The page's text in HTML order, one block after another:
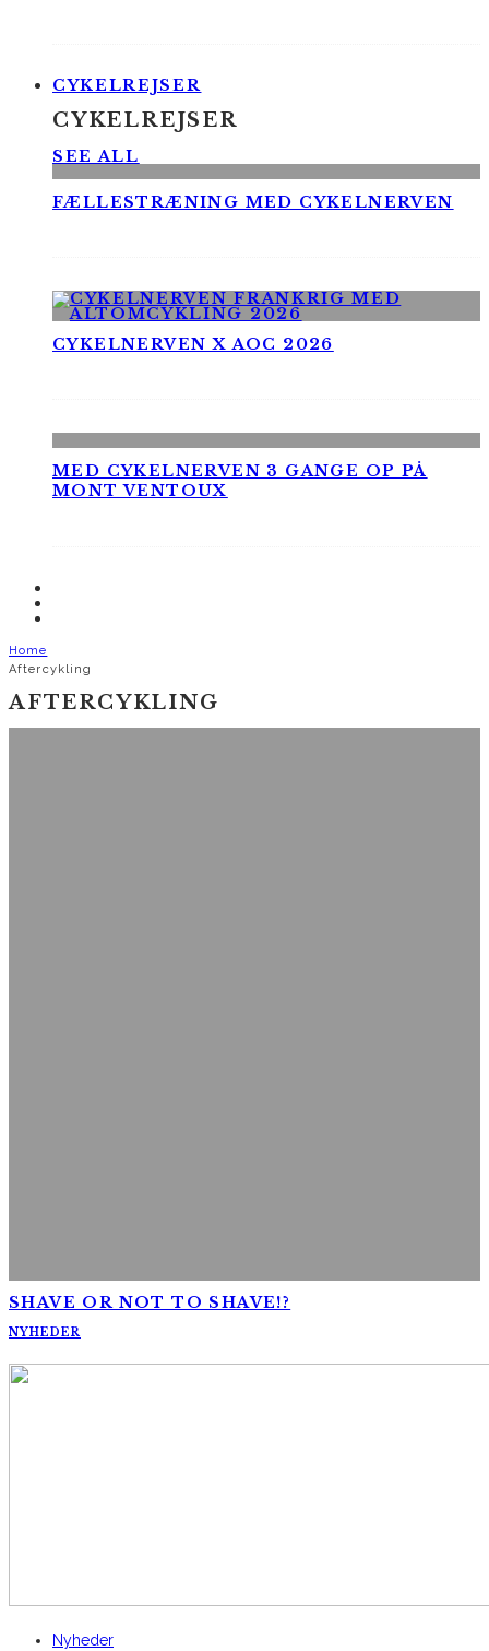
CYKELREJSER
CYKELREJSER
SEE ALL
FÆLLESTRÆNING MED CYKELNERVEN
CYKELNERVEN X AOC 2026
MED CYKELNERVEN 3 GANGE OP PÅ
MONT VENTOUX
Home
Aftercykling
AFTERCYKLING
SHAVE OR NOT TO SHAVE!?
NYHEDER
Nyheder